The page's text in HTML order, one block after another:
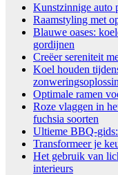
Kunstzinnige auto
Raamstyling met
Blauwe oases:
gordijnen
Creëer sereniteit
Koel houden
Optimale ramen
Roze vlaggen in
fuchsia soorten
Ultieme BBQ-
Transformeer je
Het gebruik van
interieurs